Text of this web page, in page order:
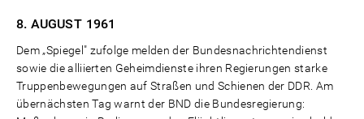
8. AUGUST 1961
Dem „Spiegel" zufolge melden der Bundesnachrichtendienst
sowie die alliierten Geheimdienste ihren Regierungen starke
Truppenbewegungen auf Straßen und Schienen der DDR. Am
übernächsten Tag warnt der BND die Bundesregierung: